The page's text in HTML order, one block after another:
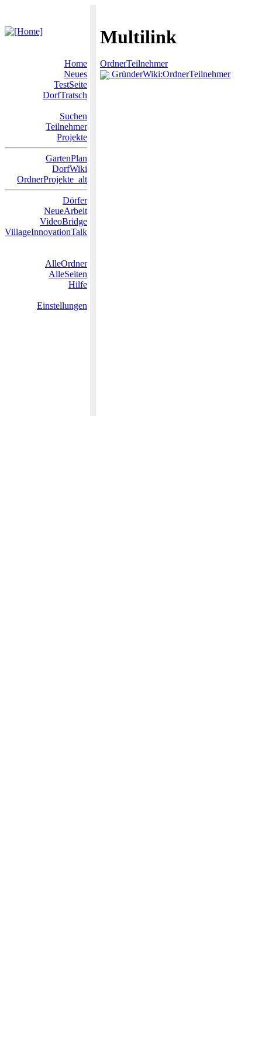
Multilink
Home
Neues
TestSeite
DorfTratsch
Suchen
Teilnehmer
Projekte
GartenPlan
DorfWiki
OrdnerProjekte_alt
Dörfer
NeueArbeit
VideoBridge
VillageInnovationTalk
AlleOrdner
AlleSeiten
Hilfe
Einstellungen
OrdnerTeilnehmer
GründerWiki:OrdnerTeilnehmer